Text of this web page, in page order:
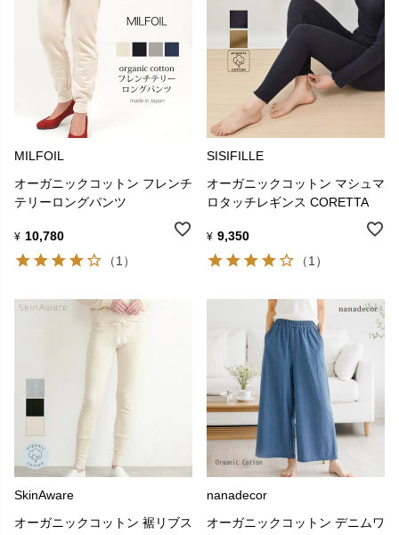
MILFOIL
オーガニックコットン フレンチ
テリーロングパンツ
¥ 10,780
（1）
SISIFILLE
オーガニックコットン マシュマ
ロタッチレギンス CORETTA
¥ 9,350
（1）
SkinAware
オーガニックコットン 裾リブス
nanadecor
オーガニックコットン デニムワ